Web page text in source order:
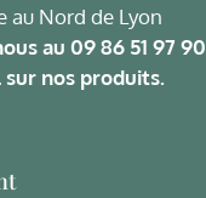
au Nord de Lyon
au 09 86 51 97 90
nos produits.